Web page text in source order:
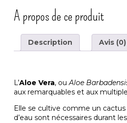
A propos de ce produit
Description Avis (0)
L’Aloe Vera, ouAloe
aux remarquables et aux
Elle se cultive comme un
d’eau sont nécessaires durant